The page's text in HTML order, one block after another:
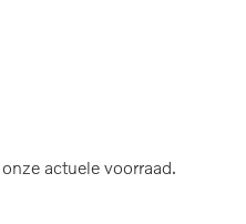
actuele voorraad.